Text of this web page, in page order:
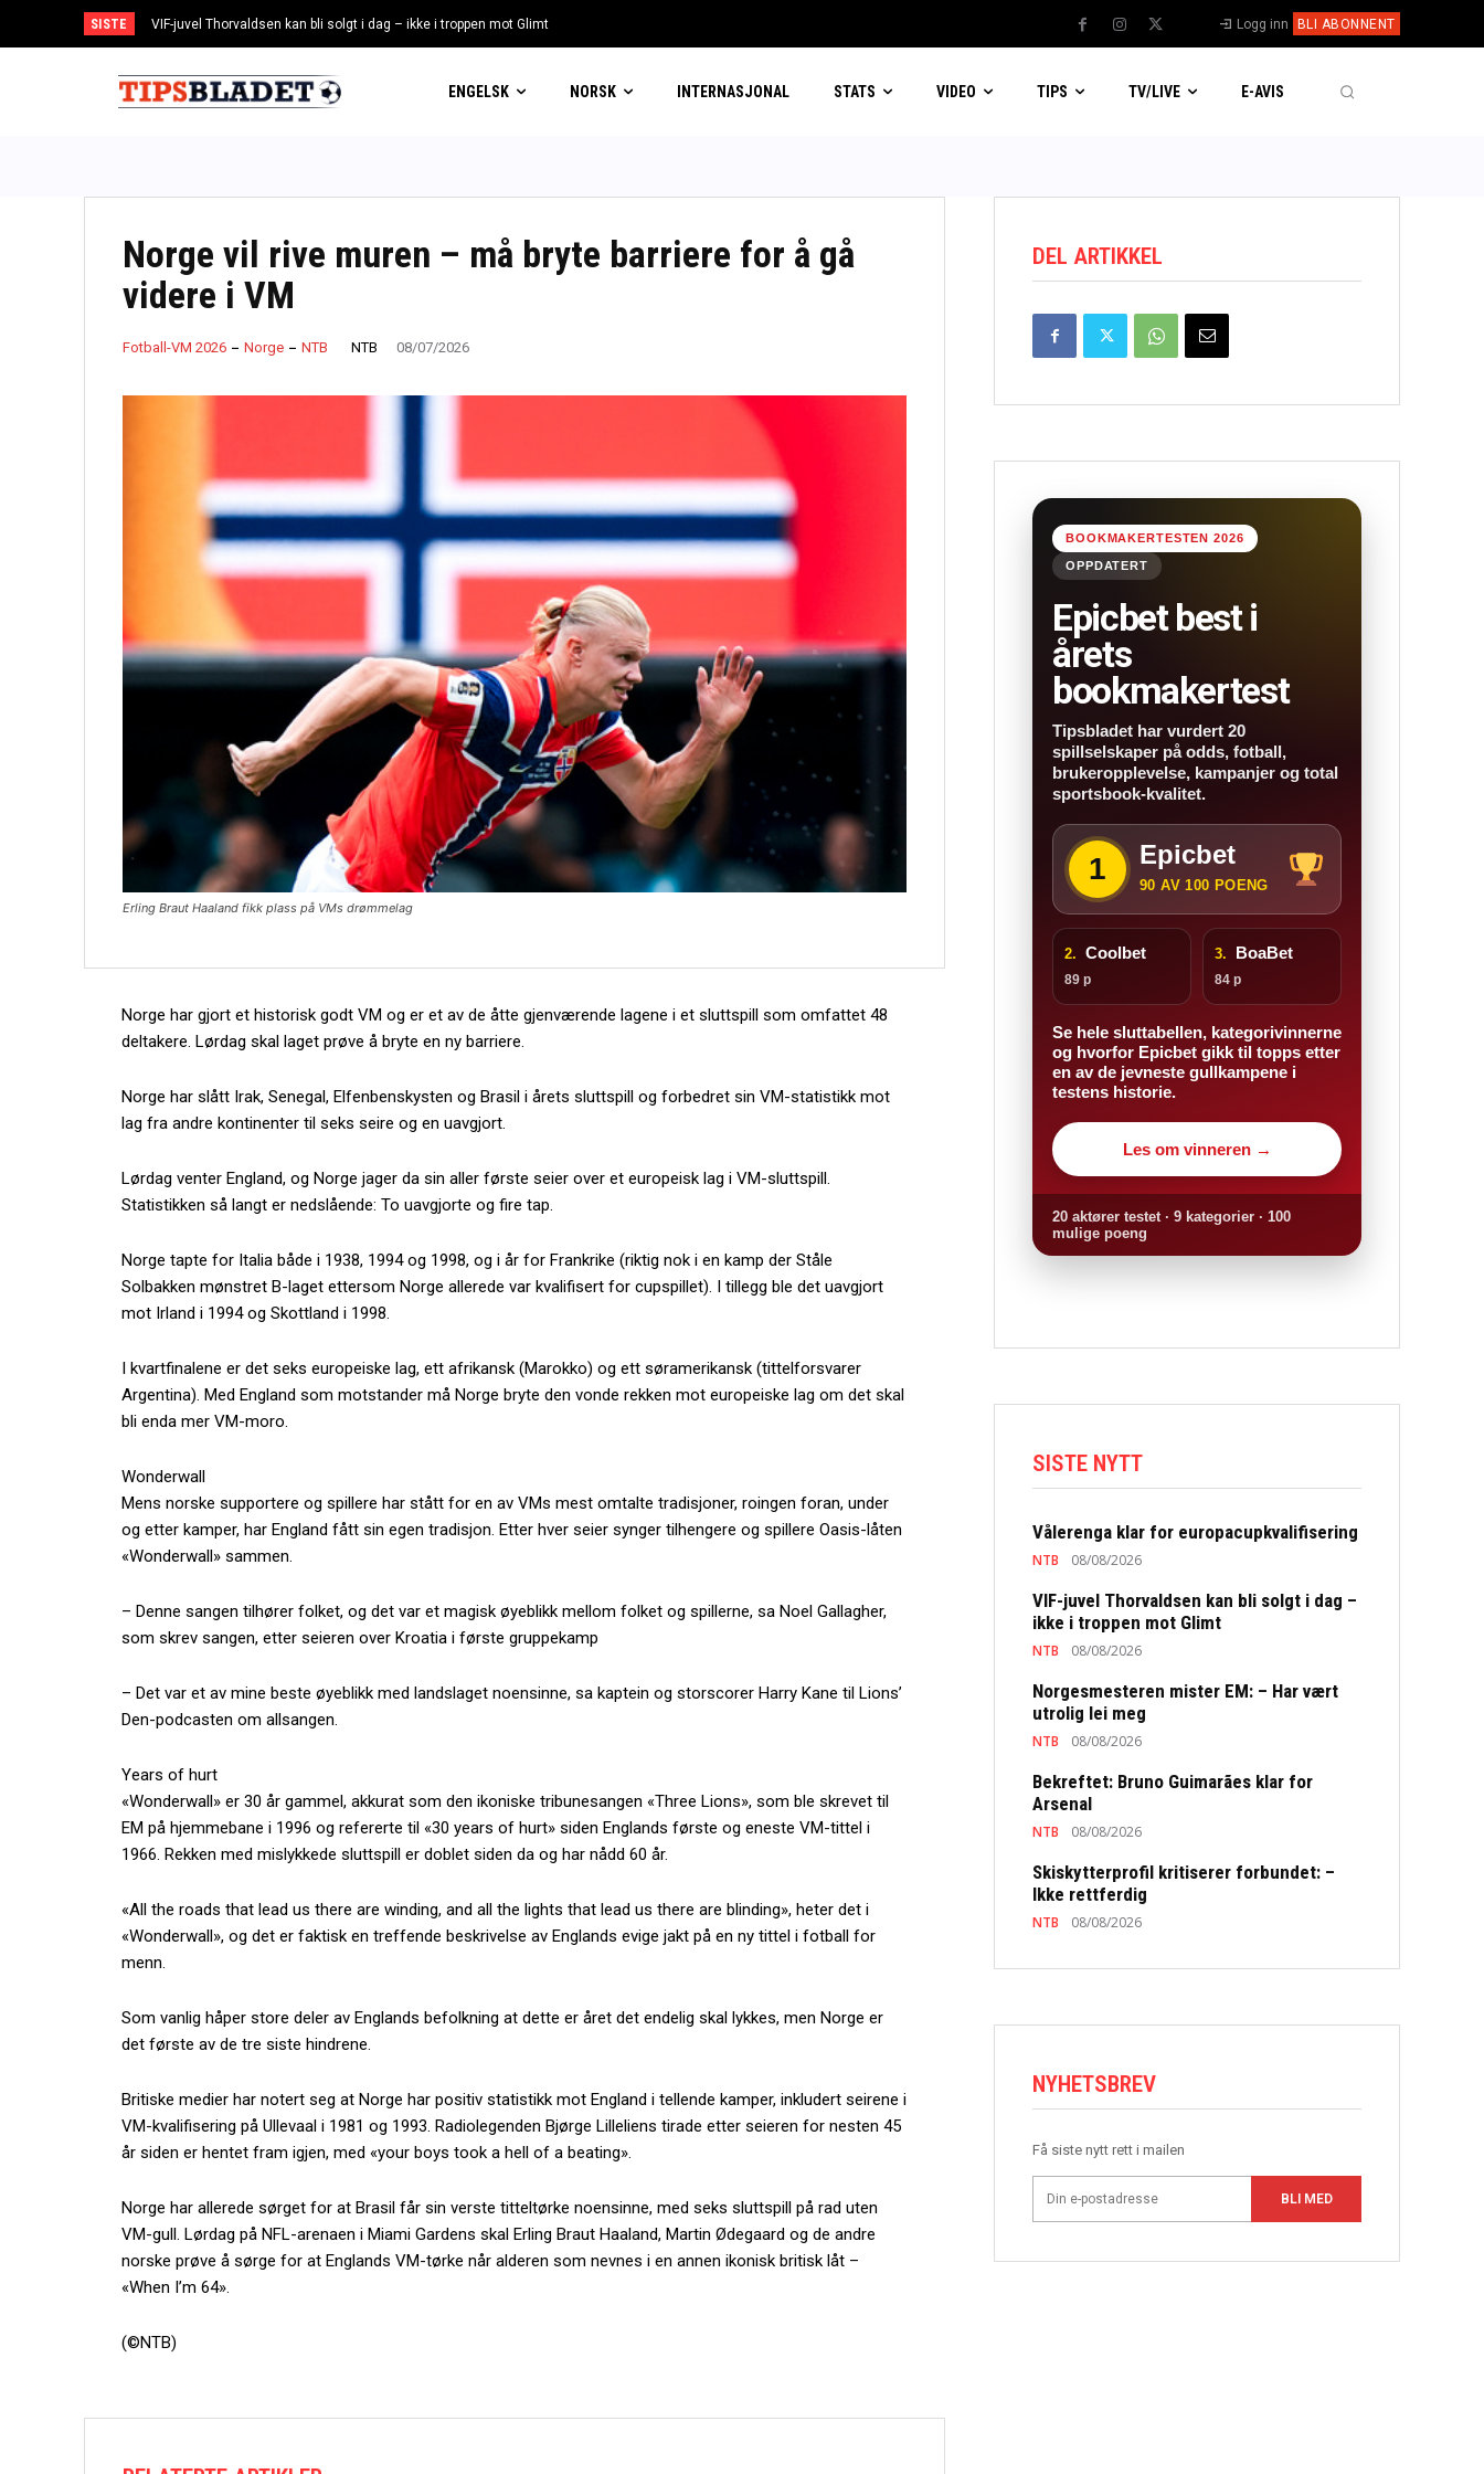
SISTE VIF-juvel Thorvaldsen kan bli solgt i dag – ikke i troppen mot Glimt
Norgesmesteren mister EM: – Har vært utrolig lei meg Logg inn BLI ABONNENT
ENGELSK NORSK INTERNASJONAL STATS VIDEO TIPS TV/LIVE E-AVIS
Norge vil rive muren – må bryte barriere for å gå
videre i VM
Fotball-VM 2026 Norge NTB NTB 08/07/2026
Erling Braut Haaland fikk plass på VMs drømmelag
Norge har gjort et historisk godt VM og er et av de åtte gjenværende lagene i et sluttspill som omfattet 48
deltakere. Lørdag skal laget prøve å bryte en ny barriere.
Norge har slått Irak, Senegal, Elfenbenskysten og Brasil i årets sluttspill og forbedret sin VM-statistikk mot
lag fra andre kontinenter til seks seire og en uavgjort.
Lørdag venter England, og Norge jager da sin aller første seier over et europeisk lag i VM-sluttspill.
Statistikken så langt er nedslående: To uavgjorte og fire tap.
Norge tapte for Italia både i 1938, 1994 og 1998, og i år for Frankrike (riktig nok i en kamp der Ståle
Solbakken mønstret B-laget ettersom Norge allerede var kvalifisert for cupspillet). I tillegg ble det uavgjort
mot Irland i 1994 og Skottland i 1998.
I kvartfinalene er det seks europeiske lag, ett afrikansk (Marokko) og ett søramerikansk (tittelforsvarer
Argentina). Med England som motstander må Norge bryte den vonde rekken mot europeiske lag om det skal
bli enda mer VM-moro.
Wonderwall
Mens norske supportere og spillere har stått for en av VMs mest omtalte tradisjoner, roingen foran, under
og etter kamper, har England fått sin egen tradisjon. Etter hver seier synger tilhengere og spillere Oasis-låten
«Wonderwall» sammen.
– Denne sangen tilhører folket, og det var et magisk øyeblikk mellom folket og spillerne, sa Noel Gallagher,
som skrev sangen, etter seieren over Kroatia i første gruppekamp
– Det var et av mine beste øyeblikk med landslaget noensinne, sa kaptein og storscorer Harry Kane til Lions’
Den-podcasten om allsangen.
Years of hurt
«Wonderwall» er 30 år gammel, akkurat som den ikoniske tribunesangen «Three Lions», som ble skrevet til
EM på hjemmebane i 1996 og refererte til «30 years of hurt» siden Englands første og eneste VM-tittel i
1966. Rekken med mislykkede sluttspill er doblet siden da og har nådd 60 år.
«All the roads that lead us there are winding, and all the lights that lead us there are blinding», heter det i
«Wonderwall», og det er faktisk en treffende beskrivelse av Englands evige jakt på en ny tittel i fotball for
menn.
Som vanlig håper store deler av Englands befolkning at dette er året det endelig skal lykkes, men Norge er
det første av de tre siste hindrene.
Britiske medier har notert seg at Norge har positiv statistikk mot England i tellende kamper, inkludert seirene i
VM-kvalifisering på Ullevaal i 1981 og 1993. Radiolegenden Bjørge Lilleliens tirade etter seieren for nesten 45
år siden er hentet fram igjen, med «your boys took a hell of a beating».
Norge har allerede sørget for at Brasil får sin verste titteltørke noensinne, med seks sluttspill på rad uten
VM-gull. Lørdag på NFL-arenaen i Miami Gardens skal Erling Braut Haaland, Martin Ødegaard og de andre
norske prøve å sørge for at Englands VM-tørke når alderen som nevnes i en annen ikonisk britisk låt –
«When I’m 64».
(©NTB)
DEL ARTIKKEL
BOOKMAKERTESTEN 2026
OPPDATERT
Epicbet best i
årets
bookmakertest
Tipsbladet har vurdert 20
spillselskaper på odds, fotball,
brukeropplevelse, kampanjer og total
sportsbook-kvalitet.
1 Epicbet
90 AV 100 POENG
2. Coolbet
89 p
3. BoaBet
84 p
Se hele sluttabellen, kategorivinnerne
og hvorfor Epicbet gikk til topps etter
en av de jevneste gullkampene i
testens historie.
Les om vinneren →
20 aktører testet · 9 kategorier · 100
mulige poeng
SISTE NYTT
Vålerenga klar for europacupkvalifisering
NTB 08/08/2026
VIF-juvel Thorvaldsen kan bli solgt i dag –
ikke i troppen mot Glimt
NTB 08/08/2026
Norgesmesteren mister EM: – Har vært
utrolig lei meg
NTB 08/08/2026
Bekreftet: Bruno Guimarães klar for
Arsenal
NTB 08/08/2026
Skiskytterprofil kritiserer forbundet: –
Ikke rettferdig
NTB 08/08/2026
NYHETSBREV
Få siste nytt rett i mailen
BLI MED